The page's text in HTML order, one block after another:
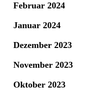
Februar 2024
Januar 2024
Dezember 2023
November 2023
Oktober 2023